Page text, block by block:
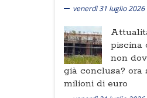
venerdì 31 luglio 2026
piscina
non
già conclusa? ora
milioni di euro